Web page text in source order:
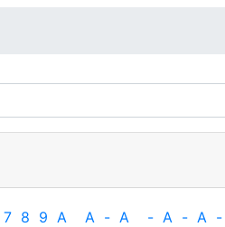
7 8 9 A A - A - A - A -